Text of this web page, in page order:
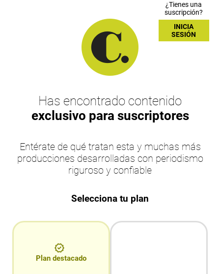
¿Tienes una
suscripción?
INICIA
SESIÓN
Has encontrado contenido
exclusivo para suscriptores
Entérate de qué tratan esta y muchas más
producciones desarrolladas con periodismo
riguroso y confiable
Selecciona tu plan
Plan destacado